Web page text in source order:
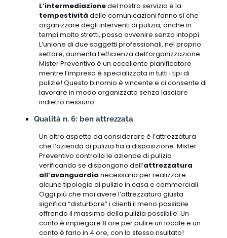
L’intermediazionedel nostro servizio e la
tempestività delle comunicazioni fanno sì che
organizzare degli interventi di pulizia, anche in
tempi molto stretti, possa avvenire senza intoppi.
L’unione di due soggetti professionali, nel proprio
settore, aumenta l’efficienza dell’organizzazione.
Mister Preventivo è un eccellente pianificatore
mentre l’impresa è specializzata in tutti i tipi di
pulizie! Questo binomio è vincente e ci consente di
lavorare in modo organizzato senza lasciare
indietro nessuno.
Qualità n. 6: ben attrezzata
Un altro aspetto da considerare è l’attrezzatura
che l’azienda di pulizia ha a disposizione. Mister
Preventivo controlla le aziende di pulizia
verificando se dispongono dell’attrezzatura
all’avanguardia necessaria per realizzare
alcune tipologie di pulizie in casa e commerciali.
Oggi più che mai avere l’attrezzatura giusta
significa “disturbare” i clienti il meno possibile
offrendo il massimo della pulizia possibile. Un
conto è impiegare 8 ore per pulire un locale e un
conto è farlo in 4 ore, con lo stesso risultato!